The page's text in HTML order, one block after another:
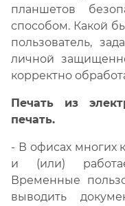
планшетов
способом. Какой
пользователь,
личной
корректно
Печать из
печать.
- В офисах многих
и (или)
Временные
выводить